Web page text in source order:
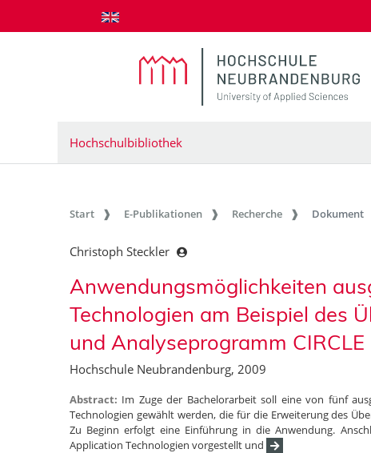
zum Inhalt springen
Hochschulbibliothek
Start E-Publikationen Recherche Dokument
Christoph Steckler
Anwendungsmöglichkeiten
Technologien am Beispiel des
und Analyseprogramm CIRCLE
Hochschule Neubrandenburg, 2009
Abstract: Im Zuge der Bachelorarbeit soll eine von fünf
Technologien gewählt werden, die für die Erweiterung des
Zu Beginn erfolgt eine Einführung in die Anwendung.
Application Technologien vorgestellt und